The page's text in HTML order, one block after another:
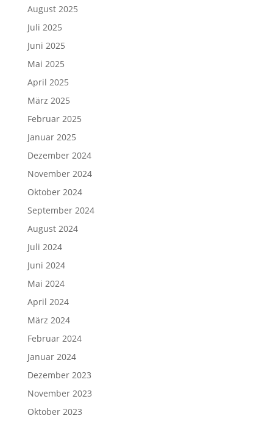
August 2025
Juli 2025
Juni 2025
Mai 2025
April 2025
März 2025
Februar 2025
Januar 2025
Dezember 2024
November 2024
Oktober 2024
September 2024
August 2024
Juli 2024
Juni 2024
Mai 2024
April 2024
März 2024
Februar 2024
Januar 2024
Dezember 2023
November 2023
Oktober 2023